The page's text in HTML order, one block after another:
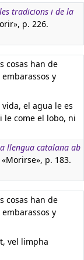
tradicions i de la
p. 226.
cosas han de
y
el agua le es
le come el lobo, ni
llengua catalana ab
«Morirse», p. 183.
cosas han de
y
vel limpha